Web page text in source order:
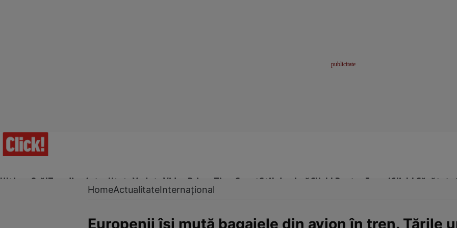
Ultima Oră!Trending Actualitate Vedete Video Prime Time SportStil de viațăClick! Pentru FemeiClick! Sănătate
HomeActualitateInternațional
Europenii își mută bagajele din avion în tren. Țările